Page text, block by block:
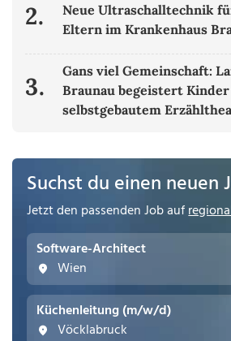
2.
Neue Ultraschalltechnik
Eltern im Krankenhaus
3.
Gans viel Gemeinschaft:
Braunau begeistert
selbstgebautem
Suchst du einen neuen
Jetzt den passenden Job auf
Software-Architect
Wien
Küchenleitung (m/w/d)
Vöcklabruck